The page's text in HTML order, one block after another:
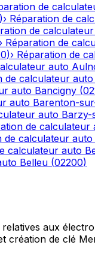
de
)› Réparation de
de
› Réparation de
)› Réparation de
auto
de calculateur auto
auto Bancigny (
auto Barenton-
auto
de calculateur
de calculateur auto
calculateur auto
Belleu (02200)
aux
création de clé